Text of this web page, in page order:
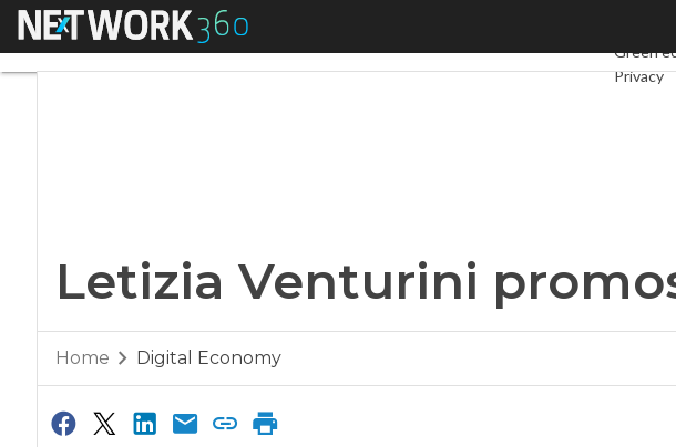
Menu
Green
Privacy
Letizia Venturini
Home Digital Economy